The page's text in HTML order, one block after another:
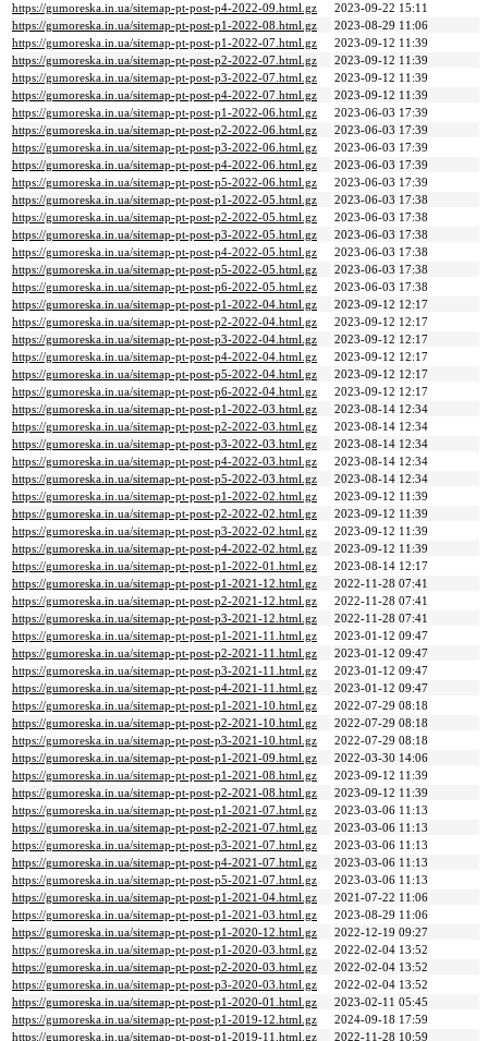
https://gumoreska.in.ua/sitemap-pt-post-p4-2022-09.html.gz
2023-09-22 15:11
https://gumoreska.in.ua/sitemap-pt-post-p1-2022-08.html.gz
2023-08-29 11:06
https://gumoreska.in.ua/sitemap-pt-post-p1-2022-07.html.gz
2023-09-12 11:39
https://gumoreska.in.ua/sitemap-pt-post-p2-2022-07.html.gz
2023-09-12 11:39
https://gumoreska.in.ua/sitemap-pt-post-p3-2022-07.html.gz
2023-09-12 11:39
https://gumoreska.in.ua/sitemap-pt-post-p4-2022-07.html.gz
2023-09-12 11:39
https://gumoreska.in.ua/sitemap-pt-post-p1-2022-06.html.gz
2023-06-03 17:39
https://gumoreska.in.ua/sitemap-pt-post-p2-2022-06.html.gz
2023-06-03 17:39
https://gumoreska.in.ua/sitemap-pt-post-p3-2022-06.html.gz
2023-06-03 17:39
https://gumoreska.in.ua/sitemap-pt-post-p4-2022-06.html.gz
2023-06-03 17:39
https://gumoreska.in.ua/sitemap-pt-post-p5-2022-06.html.gz
2023-06-03 17:39
https://gumoreska.in.ua/sitemap-pt-post-p1-2022-05.html.gz
2023-06-03 17:38
https://gumoreska.in.ua/sitemap-pt-post-p2-2022-05.html.gz
2023-06-03 17:38
https://gumoreska.in.ua/sitemap-pt-post-p3-2022-05.html.gz
2023-06-03 17:38
https://gumoreska.in.ua/sitemap-pt-post-p4-2022-05.html.gz
2023-06-03 17:38
https://gumoreska.in.ua/sitemap-pt-post-p5-2022-05.html.gz
2023-06-03 17:38
https://gumoreska.in.ua/sitemap-pt-post-p6-2022-05.html.gz
2023-06-03 17:38
https://gumoreska.in.ua/sitemap-pt-post-p1-2022-04.html.gz
2023-09-12 12:17
https://gumoreska.in.ua/sitemap-pt-post-p2-2022-04.html.gz
2023-09-12 12:17
https://gumoreska.in.ua/sitemap-pt-post-p3-2022-04.html.gz
2023-09-12 12:17
https://gumoreska.in.ua/sitemap-pt-post-p4-2022-04.html.gz
2023-09-12 12:17
https://gumoreska.in.ua/sitemap-pt-post-p5-2022-04.html.gz
2023-09-12 12:17
https://gumoreska.in.ua/sitemap-pt-post-p6-2022-04.html.gz
2023-09-12 12:17
https://gumoreska.in.ua/sitemap-pt-post-p1-2022-03.html.gz
2023-08-14 12:34
https://gumoreska.in.ua/sitemap-pt-post-p2-2022-03.html.gz
2023-08-14 12:34
https://gumoreska.in.ua/sitemap-pt-post-p3-2022-03.html.gz
2023-08-14 12:34
https://gumoreska.in.ua/sitemap-pt-post-p4-2022-03.html.gz
2023-08-14 12:34
https://gumoreska.in.ua/sitemap-pt-post-p5-2022-03.html.gz
2023-08-14 12:34
https://gumoreska.in.ua/sitemap-pt-post-p1-2022-02.html.gz
2023-09-12 11:39
https://gumoreska.in.ua/sitemap-pt-post-p2-2022-02.html.gz
2023-09-12 11:39
https://gumoreska.in.ua/sitemap-pt-post-p3-2022-02.html.gz
2023-09-12 11:39
https://gumoreska.in.ua/sitemap-pt-post-p4-2022-02.html.gz
2023-09-12 11:39
https://gumoreska.in.ua/sitemap-pt-post-p1-2022-01.html.gz
2023-08-14 12:17
https://gumoreska.in.ua/sitemap-pt-post-p1-2021-12.html.gz
2022-11-28 07:41
https://gumoreska.in.ua/sitemap-pt-post-p2-2021-12.html.gz
2022-11-28 07:41
https://gumoreska.in.ua/sitemap-pt-post-p3-2021-12.html.gz
2022-11-28 07:41
https://gumoreska.in.ua/sitemap-pt-post-p1-2021-11.html.gz
2023-01-12 09:47
https://gumoreska.in.ua/sitemap-pt-post-p2-2021-11.html.gz
2023-01-12 09:47
https://gumoreska.in.ua/sitemap-pt-post-p3-2021-11.html.gz
2023-01-12 09:47
https://gumoreska.in.ua/sitemap-pt-post-p4-2021-11.html.gz
2023-01-12 09:47
https://gumoreska.in.ua/sitemap-pt-post-p1-2021-10.html.gz
2022-07-29 08:18
https://gumoreska.in.ua/sitemap-pt-post-p2-2021-10.html.gz
2022-07-29 08:18
https://gumoreska.in.ua/sitemap-pt-post-p3-2021-10.html.gz
2022-07-29 08:18
https://gumoreska.in.ua/sitemap-pt-post-p1-2021-09.html.gz
2022-03-30 14:06
https://gumoreska.in.ua/sitemap-pt-post-p1-2021-08.html.gz
2023-09-12 11:39
https://gumoreska.in.ua/sitemap-pt-post-p2-2021-08.html.gz
2023-09-12 11:39
https://gumoreska.in.ua/sitemap-pt-post-p1-2021-07.html.gz
2023-03-06 11:13
https://gumoreska.in.ua/sitemap-pt-post-p2-2021-07.html.gz
2023-03-06 11:13
https://gumoreska.in.ua/sitemap-pt-post-p3-2021-07.html.gz
2023-03-06 11:13
https://gumoreska.in.ua/sitemap-pt-post-p4-2021-07.html.gz
2023-03-06 11:13
https://gumoreska.in.ua/sitemap-pt-post-p5-2021-07.html.gz
2023-03-06 11:13
https://gumoreska.in.ua/sitemap-pt-post-p1-2021-04.html.gz
2021-07-22 11:06
https://gumoreska.in.ua/sitemap-pt-post-p1-2021-03.html.gz
2023-08-29 11:06
https://gumoreska.in.ua/sitemap-pt-post-p1-2020-12.html.gz
2022-12-19 09:27
https://gumoreska.in.ua/sitemap-pt-post-p1-2020-03.html.gz
2022-02-04 13:52
https://gumoreska.in.ua/sitemap-pt-post-p2-2020-03.html.gz
2022-02-04 13:52
https://gumoreska.in.ua/sitemap-pt-post-p3-2020-03.html.gz
2022-02-04 13:52
https://gumoreska.in.ua/sitemap-pt-post-p1-2020-01.html.gz
2023-02-11 05:45
https://gumoreska.in.ua/sitemap-pt-post-p1-2019-12.html.gz
2024-09-18 17:59
https://gumoreska.in.ua/sitemap-pt-post-p1-2019-11.html.gz
2022-11-28 10:59